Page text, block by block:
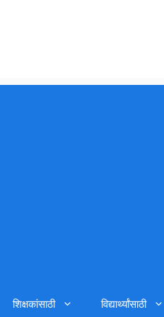
शिक्षकांसाठी विद्यार्थ्यांसाठी